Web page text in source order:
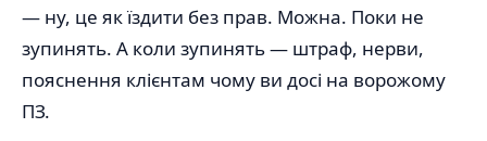
— ну, це як їздити без прав. Можна. Поки не
зупинять. А коли зупинять — штраф, нерви,
пояснення клієнтам чому ви досі на ворожому
ПЗ.